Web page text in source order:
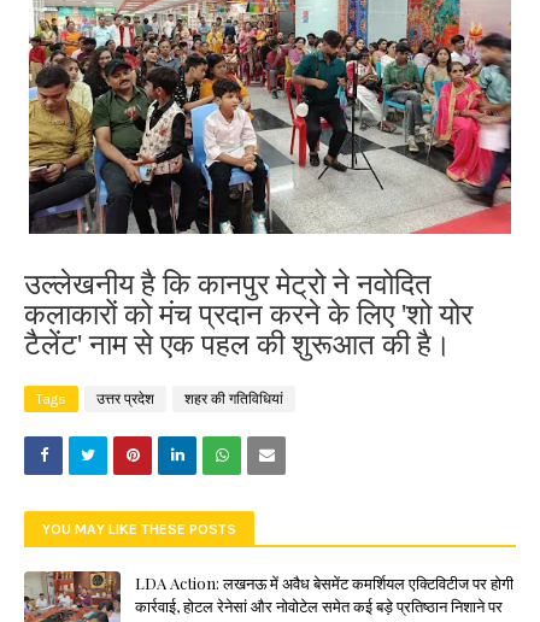
उल्लेखनीय है कि कानपुर मेट्रो ने नवोदित
कलाकारों को मंच प्रदान करने के लिए 'शो योर
टैलेंट' नाम से एक पहल की शुरूआत की है।
Tags उत्तर प्रदेश शहर की गतिविधियां
YOU MAY LIKE THESE POSTS
LDA Action: लखनऊ में अवैध बेसमेंट कमर्शियल एक्टिविटीज पर होगी
कार्रवाई, होटल रेनेसां और नोवोटेल समेत कई बड़े प्रतिष्ठान निशाने पर